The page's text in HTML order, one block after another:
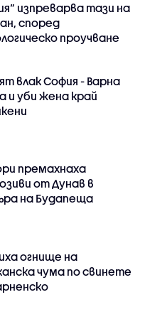
изпреварва тази на
според
проучване
влак София - Варна
и уби жена край
премахнаха
от Дунав в
на Будапеща
огнище на
чума по свинете